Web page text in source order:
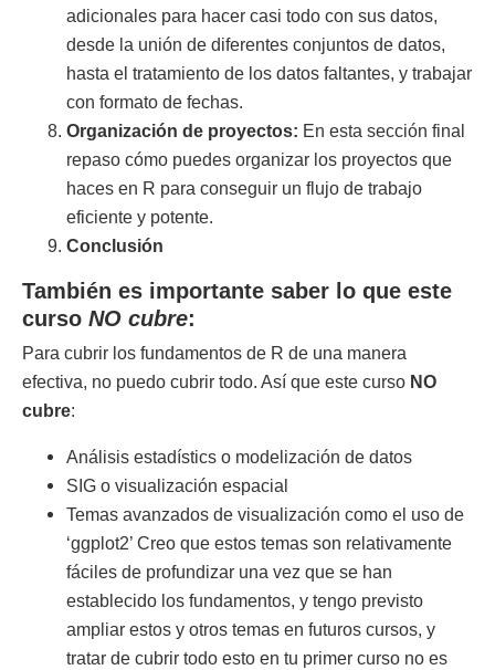
adicionales para hacer casi todo con sus datos,
desde la unión de diferentes conjuntos de datos,
hasta el tratamiento de los datos faltantes, y trabajar
con formato de fechas.
Organización de proyectos: En esta sección final
repaso cómo puedes organizar los proyectos que
haces en R para conseguir un flujo de trabajo
eficiente y potente.
Conclusión
También es importante saber lo que este
curso NO cubre:
Para cubrir los fundamentos de R de una manera
efectiva, no puedo cubrir todo. Así que este curso NO
cubre:
Análisis estadístics o modelización de datos
SIG o visualización espacial
Temas avanzados de visualización como el uso de
‘ggplot2’ Creo que estos temas son relativamente
fáciles de profundizar una vez que se han
establecido los fundamentos, y tengo previsto
ampliar estos y otros temas en futuros cursos, y
tratar de cubrir todo esto en tu primer curso no es